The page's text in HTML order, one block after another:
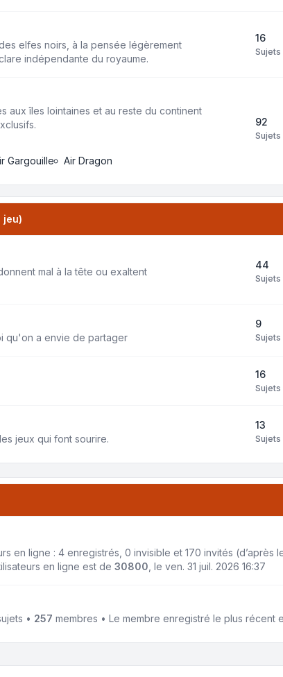
elfes noirs, à la pensée légèrement
indépendante du royaume.
16
Sujets
aux îles lointaines et au reste du continent
Gargouille Air Dragon
92
Sujets
jeu)
mal à la tête ou exaltent
44
Sujets
qu'on a envie de partager
9
Sujets
16
Sujets
jeux qui font sourire.
13
Sujets
en ligne : 4 enregistrés, 0 invisible et 170 invités (d’après
en ligne est de 30800, le ven. 31 juil. 2026 16:37
• 257 membres • Le membre enregistré le plus récent